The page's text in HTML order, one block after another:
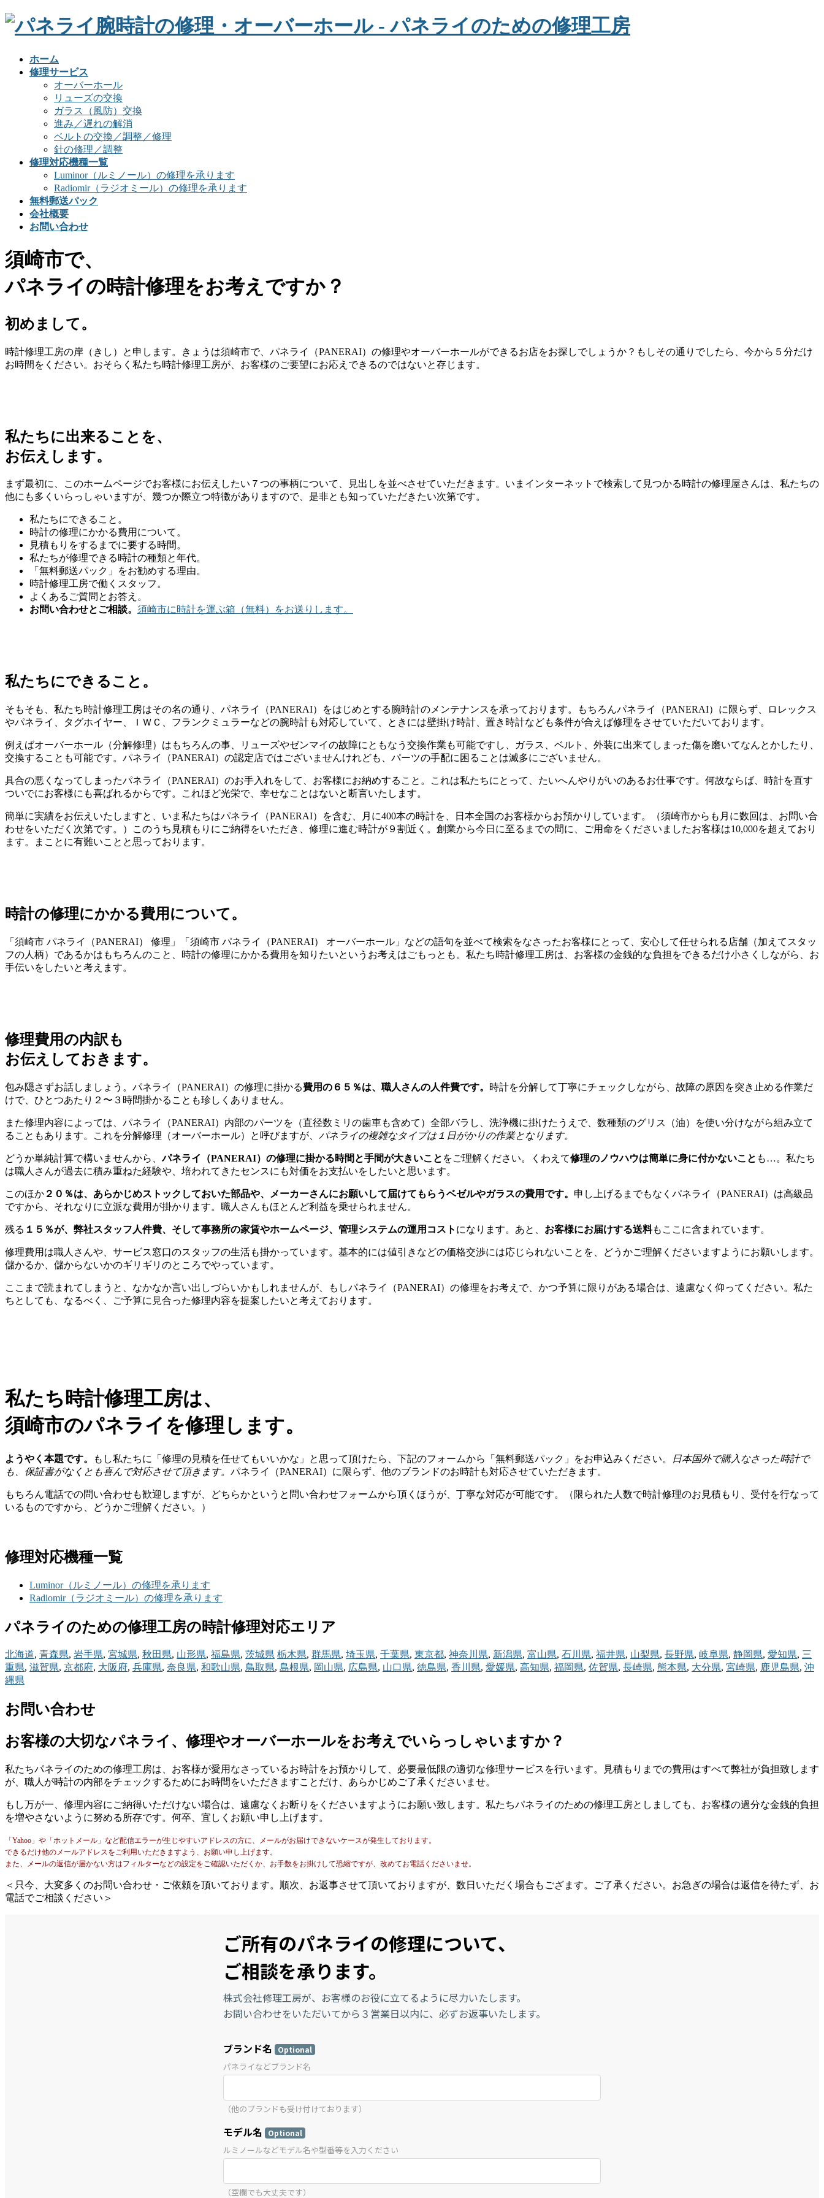
ホーム
修理サービス
オーバーホール
リューズの交換
ガラス（風防）交換
進み／遅れの解消
ベルトの交換／調整／修理
針の修理／調整
修理対応機種一覧
Luminor（ルミノール）の修理を承ります
Radiomir（ラジオミール）の修理を承ります
無料郵送パック
会社概要
お問い合わせ
須崎市で、
パネライの時計修理をお考えですか？
初めまして。
時計修理工房の岸（きし）と申します。きょうは須崎市で、パネライ（PANERAI）の修理やオーバーホールができるお店をお探しでしょうか？もしその通りでしたら、今から５分だけ
お時間をください。おそらく私たち時計修理工房が、お客様のご要望にお応えできるのではないと存じます。
私たちに出来ることを、
お伝えします。
まず最初に、このホームページでお客様にお伝えしたい７つの事柄について、見出しを並べさせていただきます。いまインターネットで検索して見つかる時計の修理屋さんは、私たちの
他にも多くいらっしゃいますが、幾つか際立つ特徴がありますので、是非とも知っていただきたい次第です。
私たちにできること。
時計の修理にかかる費用について。
見積もりをするまでに要する時間。
私たちが修理できる時計の種類と年代。
「無料郵送パック」をお勧めする理由。
時計修理工房で働くスタッフ。
よくあるご質問とお答え。
お問い合わせとご相談。 須崎市に時計を運ぶ箱（無料）をお送りします。
私たちにできること。
そもそも、私たち時計修理工房はその名の通り、パネライ（PANERAI）をはじめとする腕時計のメンテナンスを承っております。もちろんパネライ（PANERAI）に限らず、ロレックス
やパネライ、タグホイヤー、ＩＷＣ、フランクミュラーなどの腕時計も対応していて、ときには壁掛け時計、置き時計なども条件が合えば修理をさせていただいております。
例えばオーバーホール（分解修理）はもちろんの事、リューズやゼンマイの故障にともなう交換作業も可能ですし、ガラス、ベルト、外装に出来てしまった傷を磨いてなんとかしたり、
交換することも可能です。パネライ（PANERAI）の認定店ではございませんけれども、パーツの手配に困ることは滅多にございません。
具合の悪くなってしまったパネライ（PANERAI）のお手入れをして、お客様にお納めすること。これは私たちにとって、たいへんやりがいのあるお仕事です。何故ならば、時計を直す
ついでにお客様にも喜ばれるからです。これほど光栄で、幸せなことはないと断言いたします。
簡単に実績をお伝えいたしますと、いま私たちはパネライ（PANERAI）を含む、月に400本の時計を、日本全国のお客様からお預かりしています。（須崎市からも月に数回は、お問い合
わせをいただく次第です。）このうち見積もりにご納得をいただき、修理に進む時計が９割近く。創業から今日に至るまでの間に、ご用命をくださいましたお客様は10,000を超えており
ます。まことに有難いことと思っております。
時計の修理にかかる費用について。
「須崎市 パネライ（PANERAI） 修理」「須崎市 パネライ（PANERAI） オーバーホール」などの語句を並べて検索をなさったお客様にとって、安心して任せられる店舗（加えてスタッ
フの人柄）であるかはもちろんのこと、時計の修理にかかる費用を知りたいというお考えはごもっとも。私たち時計修理工房は、お客様の金銭的な負担をできるだけ小さくしながら、お
手伝いをしたいと考えます。
修理費用の内訳も
お伝えしておきます。
包み隠さずお話しましょう。パネライ（PANERAI）の修理に掛かる費用の６５％は、職人さんの人件費です。 時計を分解して丁寧にチェックしながら、故障の原因を突き止める作業だ
けで、ひとつあたり２〜３時間掛かることも珍しくありません。
また修理内容によっては、パネライ（PANERAI）内部のパーツを（直径数ミリの歯車も含めて）全部バラし、洗浄機に掛けたうえで、数種類のグリス（油）を使い分けながら組み立て
ることもあります。これを分解修理（オーバーホール）と呼びますが、 パネライの複雑なタイプは１日がかりの作業となります。
どうか単純計算で構いませんから、パネライ（PANERAI）の修理に掛かる時間と手間が大きいこと をご理解ください。くわえて修理のノウハウは簡単に身に付かないこと も…。私たち
は職人さんが過去に積み重ねた経験や、培われてきたセンスにも対価をお支払いをしたいと思います。
このほか ２０％は、あらかじめストックしておいた部品や、メーカーさんにお願いして届けてもらうベゼルやガラスの費用です。 申し上げるまでもなくパネライ（PANERAI）は高級品
ですから、それなりに立派な費用が掛かります。職人さんもほとんど利益を乗せられません。
残る １５％が、弊社スタッフ人件費、そして事務所の家賃やホームページ、管理システムの運用コスト になります。あと、 お客様にお届けする送料もここに含まれています。
修理費用は職人さんや、サービス窓口のスタッフの生活も掛かっています。基本的には値引きなどの価格交渉には応じられないことを、どうかご理解くださいますようにお願いします。
儲かるか、儲からないかのギリギリのところでやっています。
ここまで読まれてしまうと、なかなか言い出しづらいかもしれませんが、もしパネライ（PANERAI）の修理をお考えで、かつ予算に限りがある場合は、遠慮なく仰ってください。私た
ちとしても、なるべく、ご予算に見合った修理内容を提案したいと考えております。
私たち時計修理工房は、
須崎市のパネライを修理します。
ようやく本題です。 もし私たちに「修理の見積を任せてもいいかな」と思って頂けたら、下記のフォームから「無料郵送パック」をお申込みください。
日本国外で購入なさった時計で
も、保証書がなくとも喜んで対応させて頂きます。 パネライ（PANERAI）に限らず、他のブランドのお時計も対応させていただきます。
もちろん電話での問い合わせも歓迎しますが、どちらかというと問い合わせフォームから頂くほうが、丁寧な対応が可能です。（限られた人数で時計修理のお見積もり、受付を行なって
いるものですから、どうかご理解ください。）
修理対応機種一覧
Luminor（ルミノール）の修理を承ります
Radiomir（ラジオミール）の修理を承ります
パネライのための修理工房の時計修理対応エリア
北海道, 青森県, 岩手県, 宮城県, 秋田県, 山形県, 福島県, 茨城県 栃木県, 群馬県, 埼玉県, 千葉県, 東京都, 神奈川県, 新潟県, 富山県, 石川県, 福井県, 山梨県, 長野県, 岐阜県, 静岡県, 愛知県, 三
重県, 滋賀県, 京都府, 大阪府, 兵庫県, 奈良県, 和歌山県, 鳥取県, 島根県, 岡山県, 広島県, 山口県, 徳島県, 香川県, 愛媛県, 高知県, 福岡県, 佐賀県, 長崎県, 熊本県, 大分県, 宮崎県, 鹿児島県, 沖
縄県
お問い合わせ
お客様の大切なパネライ、修理やオーバーホールをお考えでいらっしゃいますか？
私たちパネライのための修理工房は、お客様が愛用なさっているお時計をお預かりして、必要最低限の適切な修理サービスを行います。見積もりまでの費用はすべて弊社が負担致します
が、職人が時計の内部をチェックするためにお時間をいただきますことだけ、あらかじめご了承くださいませ。
もし万が一、修理内容にご納得いただけない場合は、遠慮なくお断りをくださいますようにお願い致します。私たちパネライのための修理工房としましても、お客様の過分な金銭的負担
を増やさないように努める所存です。何卒、宜しくお願い申し上げます。
「Yahoo」や「ホットメール」など配信エラーが生じやすいアドレスの方に、メールがお届けできないケースが発生しております。
できるだけ他のメールアドレスをご利用いただきますよう、お願い申し上げます。
また、メールの返信が届かない方はフィルターなどの設定をご確認いただくか、お手数をお掛けして恐縮ですが、改めてお電話くださいませ。
＜只今、大変多くのお問い合わせ・ご依頼を頂いております。順次、お返事させて頂いておりますが、数日いただく場合もござます。ご了承ください。お急ぎの場合は返信を待たず、お
電話でご相談ください＞